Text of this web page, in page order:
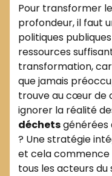
Pour transformer
profondeur, il faut
politiques
ressources
transformation,
que jamais
trouve au cœur de
ignorer la réalité
déchetsgénérées
? Une stratégie
et cela
tous les acteurs du